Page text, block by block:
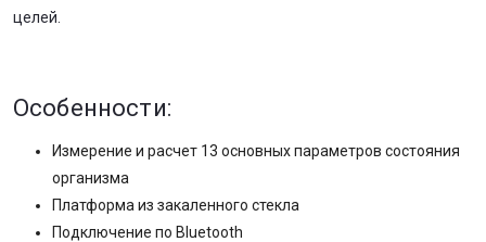
целей.
Особенности:
Измерение и расчет 13 основных параметров состояния
организма
Платформа из закаленного стекла
Подключение по Bluetooth